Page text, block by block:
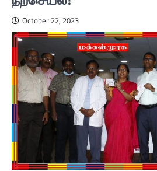
October 22, 2023